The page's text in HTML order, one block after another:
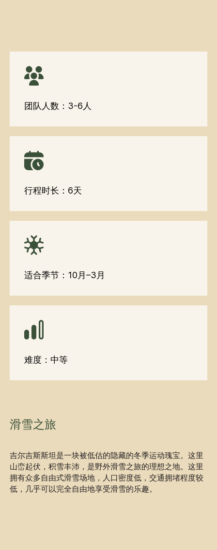
团队人数：3-6人
行程时长：6天
适合季节：10月–3月
难度：中等
滑雪之旅
吉尔吉斯斯坦是一块被低估的隐藏的冬季运动瑰宝。这里
山峦起伏，积雪丰沛，是野外滑雪之旅的理想之地。这里
拥有众多自由式滑雪场地，人口密度低，交通拥堵程度较
低，几乎可以完全自由地享受滑雪的乐趣。